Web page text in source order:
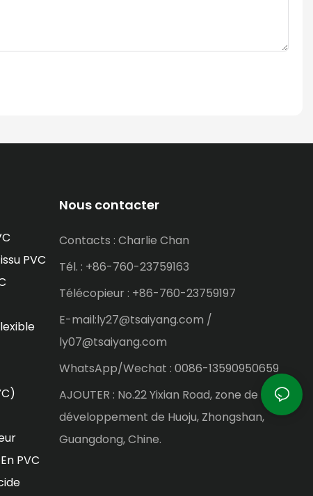
PVC
PVC
Nous contacter
Contacts : Charlie Chan
Tél. : +86-760-23759163
Télécopieur : +86-760-23759197
E-mail:ly27@tsaiyang.com /
ly07@tsaiyang.com
WhatsApp/Wechat : 0086-13590950659
AJOUTER : No.22 Yixian Road, zone de
développement de Huoju, Zhongshan,
Guangdong, Chine.